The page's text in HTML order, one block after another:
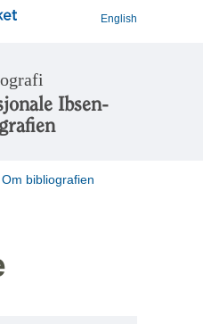
English
Ibsen-
Om bibliografien